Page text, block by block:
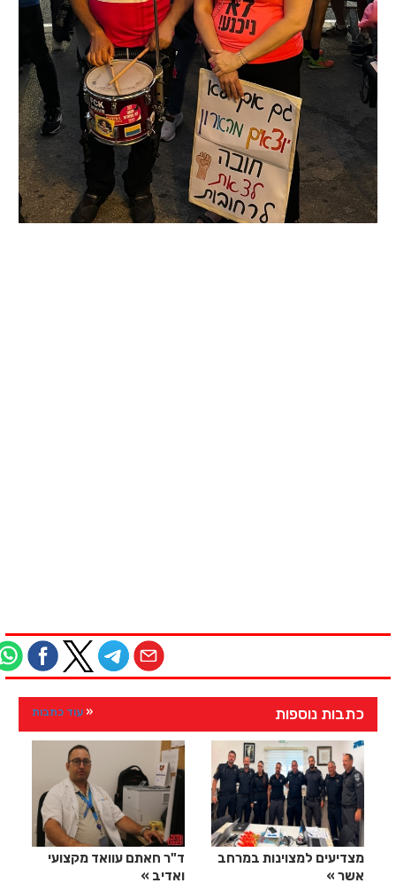
כתבות נוספות עוד כתבות
מצדיעים למצוינות במרחב
אשר
ד"ר חאתם עוואד מקצועי
ואדיב